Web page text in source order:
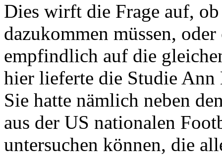
Dies wirft die Frage auf,
dazukommen müssen,
empfindlich auf die
hier lieferte die Studie Ann
Sie hatte nämlich neben
aus der US nationalen
untersuchen können, die